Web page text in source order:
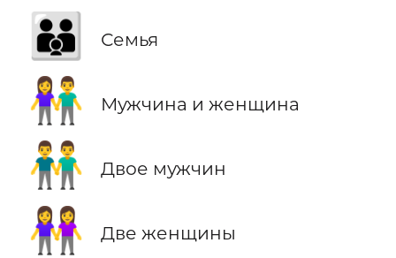
👪 Семья
👫 Мужчина и женщина
👬 Двое мужчин
👭 Две женщины